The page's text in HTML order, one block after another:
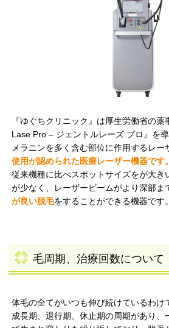
『ゆぐちクリニック』は厚生労働省の
Lase Pro – ジェントルレーズ プロ』を導
メラニンを多く含む部位に作用するレー
使用が認められた医療レーザー機器です。
従来機種に比べスポットサイズをが大き
が少なく、レーザービームがより深部ま
が良い脱毛をすることができる機器です。
毛周期、治療回数について
体毛の全てがいつも伸び続けているわけ
成長期、退行期、休止期の周期があり、